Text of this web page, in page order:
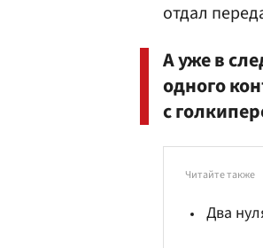
отдал
А уже в
одного
с
Читайте также
Два